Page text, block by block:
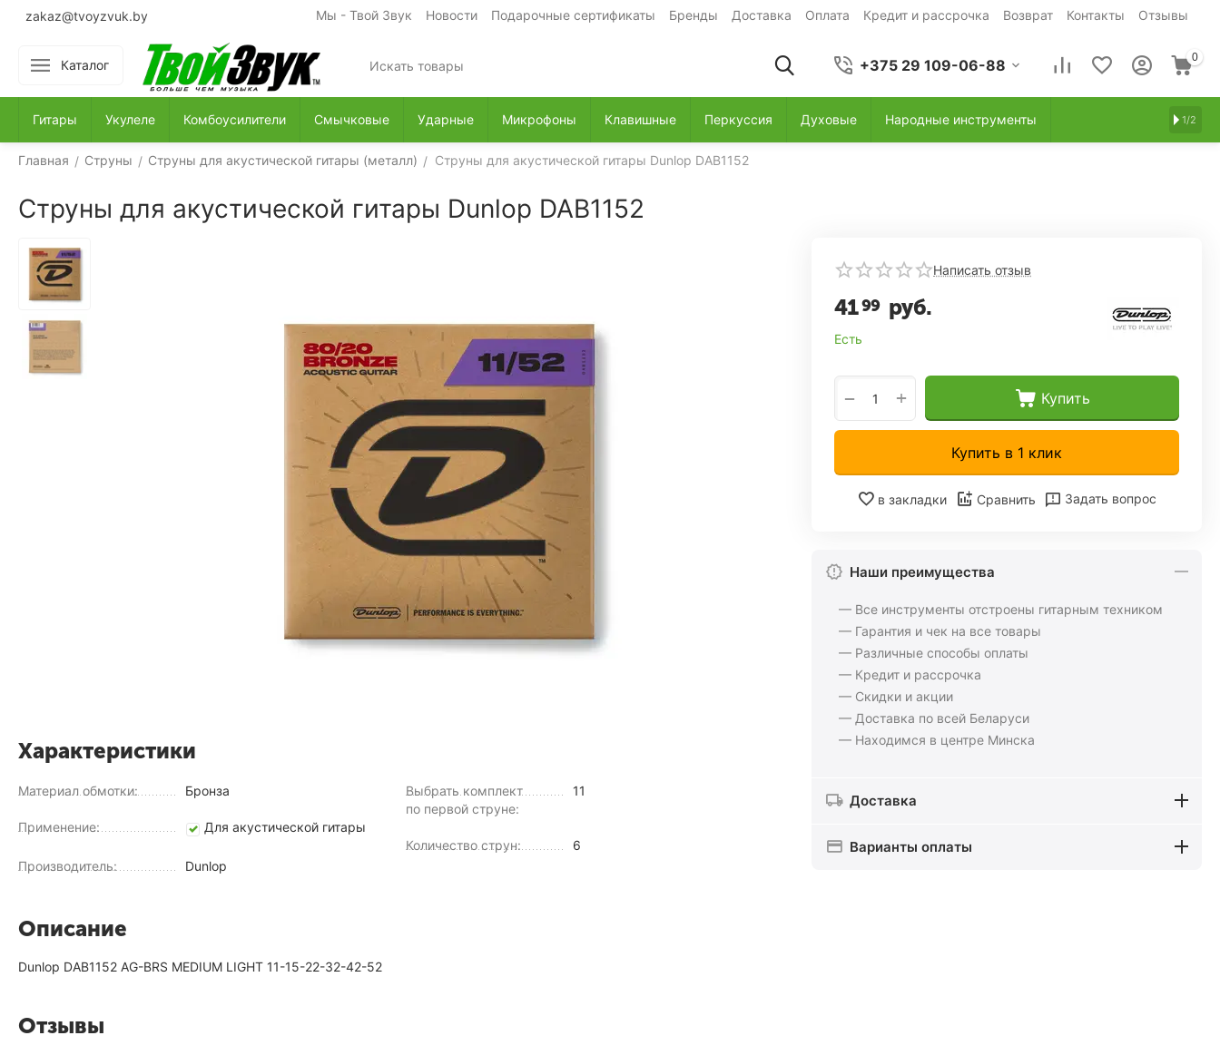
zakaz@tvoyzvuk.by Мы - Твой Звук Новости Подарочные сертификаты Бренды Доставка Оплата Кредит и рассрочка Возврат Контакты Отзывы
Каталог +375 29 109-06-88 0
Гитары Укулеле Комбоусилители Смычковые Ударные Микрофоны Клавишные Перкуссия Духовые Народные инструменты 1/2
Главная / Струны / Струны для акустической гитары (металл) / Струны для акустической гитары Dunlop DAB1152
Струны для акустической гитары Dunlop DAB1152
Написать отзыв
4199 руб.
Есть
+
− Купить
Купить в 1 клик
в закладки Сравнить Задать вопрос
Наши преимущества
— Все инструменты отстроены гитарным техником
— Гарантия и чек на все товары
— Различные способы оплаты
— Кредит и рассрочка
— Скидки и акции
— Доставка по всей Беларуси
— Находимся в центре Минска
Доставка
Варианты оплаты
Характеристики
Материал обмотки: Бронза
Применение: Для акустической гитары
Производитель: Dunlop
Выбрать комплект
по первой струне:
11
Количество струн: 6
Описание
Dunlop DAB1152 AG-BRS MEDIUM LIGHT 11-15-22-32-42-52
Отзывы